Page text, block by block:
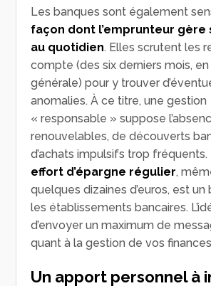
Les banques sont également
façon dont l’emprunteur gère
au quotidien. Elles scrutent les
compte (des six derniers mois,
générale) pour y trouver
anomalies. À ce titre, une gestion
« responsable » suppose
renouvelables, de découverts
d’achats impulsifs trop fréquents.
effort d’épargne régulier,
quelques dizaines d’euros, est
les établissements bancaires.
d’envoyer un maximum de
quant à la gestion de vos
Un apport personnel à